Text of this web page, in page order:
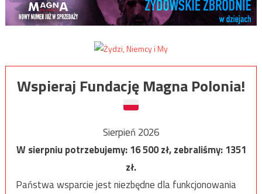
Wspieraj Fundację Magna Polonia!
Sierpień 2026
W sierpniu potrzebujemy:16 500zł, zebraliśmy:1351
zł.
Państwa wsparcie jest niezbędne dla funkcjonowania